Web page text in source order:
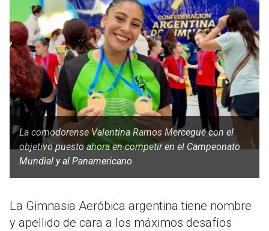
La comodorense Valentina Ramos Mercegué con el
objetivo puesto ahora en competir en el Campeonato
Mundial y al Panamericano.
La Gimnasia Aeróbica argentina tiene nombre
y apellido de cara a los máximos desafíos